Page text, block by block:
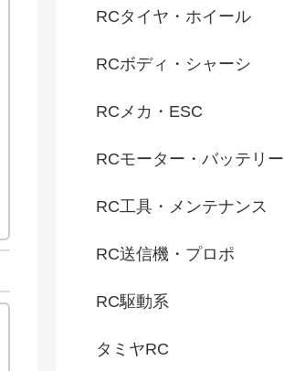
RCタイヤ・ホイール
RCボディ・シャーシ
RCメカ・ESC
RCモーター・バッテリー
RC工具・メンテナンス
RC送信機・プロポ
RC駆動系
タミヤRC